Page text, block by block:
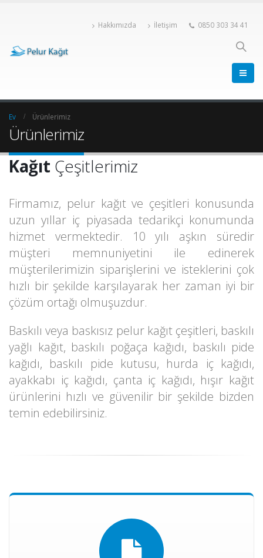
Hakkımızda İletişim 0850 303 34 41
Ev Ürünlerimiz
Ürünlerimiz
Kağıt Çeşitlerimiz
Firmamız, pelur kağıt ve çeşitleri konusunda
uzun yıllar iç piyasada tedarikçi konumunda
hizmet vermektedir. 10 yılı aşkın süredir
müşteri memnuniyetini ile edinerek
müşterilerimizin siparişlerini ve isteklerini çok
hızlı bir şekilde karşılayarak her zaman iyi bir
çözüm ortağı olmuşuzdur.
Baskılı veya baskısız pelur kağıt çeşitleri, baskılı
yağlı kağıt, baskılı poğaça kağıdı, baskılı pide
kağıdı, baskılı pide kutusu, hurda iç kağıdı,
ayakkabı iç kağıdı, çanta iç kağıdı, hışır kağıt
ürünlerini hızlı ve güvenilir bir şekilde bizden
temin edebilirsiniz.